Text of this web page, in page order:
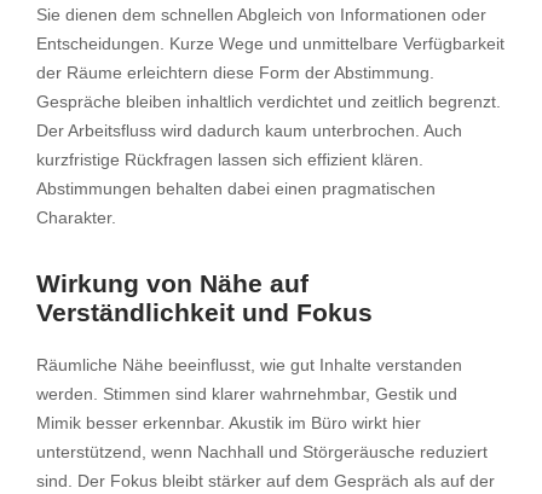
Sie dienen dem schnellen Abgleich von Informationen oder
Entscheidungen. Kurze Wege und unmittelbare Verfügbarkeit
der Räume erleichtern diese Form der Abstimmung.
Gespräche bleiben inhaltlich verdichtet und zeitlich begrenzt.
Der Arbeitsfluss wird dadurch kaum unterbrochen. Auch
kurzfristige Rückfragen lassen sich effizient klären.
Abstimmungen behalten dabei einen pragmatischen
Charakter.
Wirkung von Nähe auf
Verständlichkeit und Fokus
Räumliche Nähe beeinflusst, wie gut Inhalte verstanden
werden. Stimmen sind klarer wahrnehmbar, Gestik und
Mimik besser erkennbar. Akustik im Büro wirkt hier
unterstützend, wenn Nachhall und Störgeräusche reduziert
sind. Der Fokus bleibt stärker auf dem Gespräch als auf der